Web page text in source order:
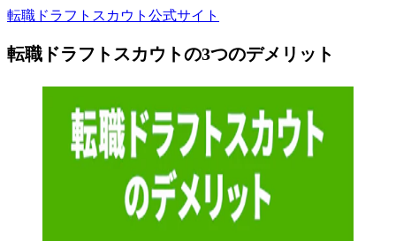
転職ドラフトスカウト公式サイト
転職ドラフトスカウトの3つのデメリット